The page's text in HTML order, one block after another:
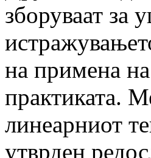
зборуваат за
на примена
практиката.
линеарниот
утврден